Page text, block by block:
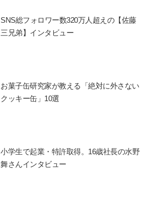
SNS総フォロワー数320万人超えの【佐藤
三兄弟】インタビュー
お菓子缶研究家が教える「絶対に外さない
クッキー缶」10選
小学生で起業・特許取得。16歳社長の水野
舞さんインタビュー